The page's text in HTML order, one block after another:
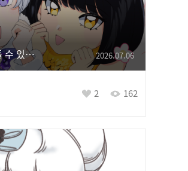
npc한테 계속 선물 줄 수 있게 해주세요 ~ ♥
2 162
2026.07.06